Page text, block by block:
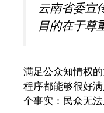
云南省委宣
目的在于尊
满足公众知情权
程序都能够很好
个事实：民众无